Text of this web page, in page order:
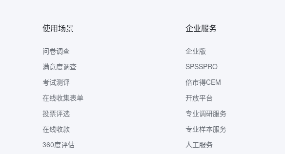
使用场景
问卷调查
满意度调查
考试测评
在线收集表单
投票评选
在线收款
360度评估
企业服务
企业版
SPSSPRO
倍市得CEM
开放平台
专业调研服务
专业样本服务
人工服务